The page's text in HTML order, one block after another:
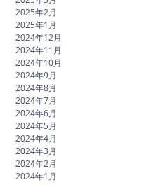
2025年2月
2025年1月
2024年12月
2024年11月
2024年10月
2024年9月
2024年8月
2024年7月
2024年6月
2024年5月
2024年4月
2024年3月
2024年2月
2024年1月